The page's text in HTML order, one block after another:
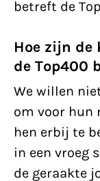
betreft de
Hoe zijn
de Top400
We willen
om voor hun
hen erbij te
in een vroeg
de geraakte